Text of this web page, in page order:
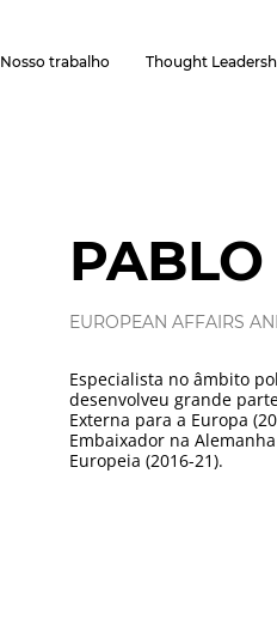
Nosso trabalho Thought
EUROPEAN AFFAIRS
Especialista no âmbito
desenvolveu grande
Externa para a Europa
Embaixador na
Europeia (2016-21).